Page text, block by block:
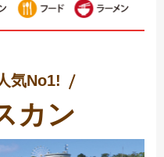
気No1!
カン